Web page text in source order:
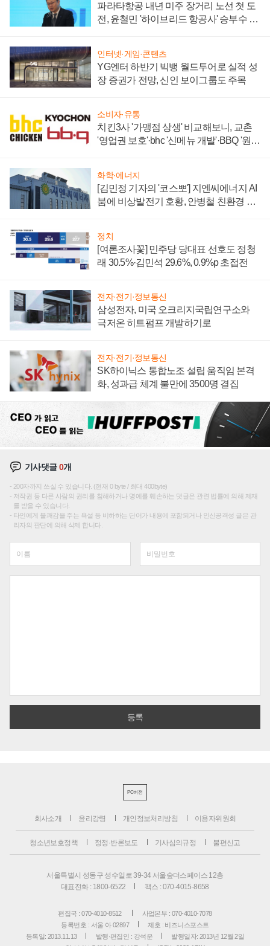
파라타항공 내년 미주 장거리 노선 첫 도
전, 윤철민 '하이브리드 항공사' 승부수 통
인터넷·게임·콘텐츠
YG엔터 하반기 빅뱅 월드투어로 실적 성
장 증권가 전망, 신인 보이그룹도 주목
소비자·유통
치킨3사 '가맹점 상생' 비교해보니, 교촌
'영업권 보호'·bhc '신메뉴 개발'·BBQ '원가
화학·에너지
[김민정 기자의 '코스뽀'] 지엔씨에너지 AI
붐에 비상발전기 호황, 안병철 친환경 에
정치
[여론조사꽃] 민주당 당대표 선호도 정청
래 30.5%·김민석 29.6%, 0.9%p 초접전
전자·전기·정보통신
삼성전자, 미국 오크리지국립연구소와
극저온 히트펌프 개발하기로
전자·전기·정보통신
SK하이닉스 통합노조 설립 움직임 본격
화, 성과급 체계 불만에 3500명 결집
기사댓글0개
200자까지 쓰실 수 있습니다. (현재 0 byte / 최대 400byte)
저작권 등 다른 사람의 권리를 침해하거나 명예를 훼손하는 댓글은 관련 법률에 의해 제재
를 받을 수 있습니다.
타인에게 불쾌감을 주는 욕설 등 비하하는 단어가 내용에 포함되거나 인신공격성 글은 관
리자의 판단에 의해 삭제 합니다.
PC버전
회사소개 윤리강령 개인정보처리방침 이용자위원회
청소년보호정책 정정·반론보도 기사심의규정 불편신고
서울특별시 성동구 성수일로 39-34 서울숲더스페이스 12층
대표전화 : 1800-6522
팩스 : 070-4015-8658
편집국 : 070-4010-8512
사업본부 : 070-4010-7078
등록번호 : 서울 아 02897
제호 : 비즈니스포스트
등록일: 2013.11.13
발행·편집인 : 강석운
발행일자: 2013년 12월 2일